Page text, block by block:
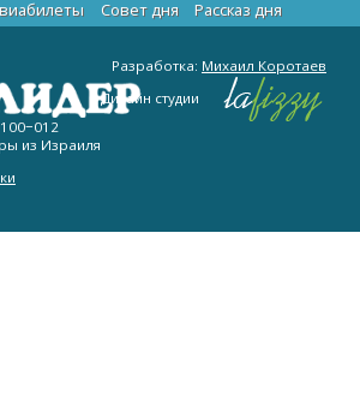
Cовет дня Рассказ дня
из Израиля
Разработка: Михаил Коротаев
Дизайн студии